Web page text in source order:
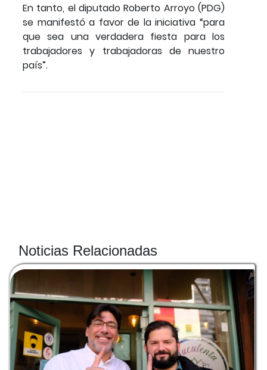
En tanto, el diputado Roberto Arroyo (PDG)
se manifestó a favor de la iniciativa “para
que sea una verdadera fiesta para los
trabajadores y trabajadoras de nuestro
país”.
Noticias Relacionadas